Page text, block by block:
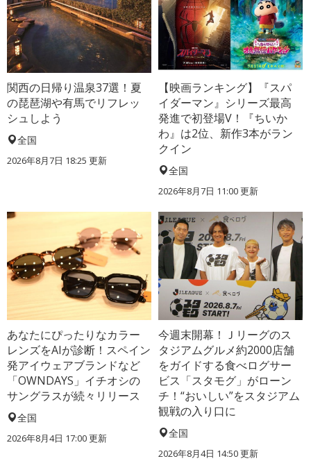
関西の日帰り温泉37選！夏
の琵琶湖や有馬でリフレッ
シュしよう
全国
2026年8月7日 18:25 更新
【映画ランキング】『スパ
イダーマン』シリーズ最高
発進で初登場V！『ちいか
わ』は2位、新作3本がラン
クイン
全国
2026年8月7日 11:00更新
あなたにぴったりなカラー
レンズをAIが診断！スペイン
発アイウェアブランドなど
「OWNDAYS」イチオシの
サングラスが続々リリース
全国
2026年8月4日 17:00更新
今週末開幕！Ｊリーグのス
タジアムグルメ約2000店舗
をガイドする食べログサー
ビス「スタモグ」がローン
チ！“おいしい”をスタジアム
観戦の入り口に
全国
2026年8月4日 14:50更新